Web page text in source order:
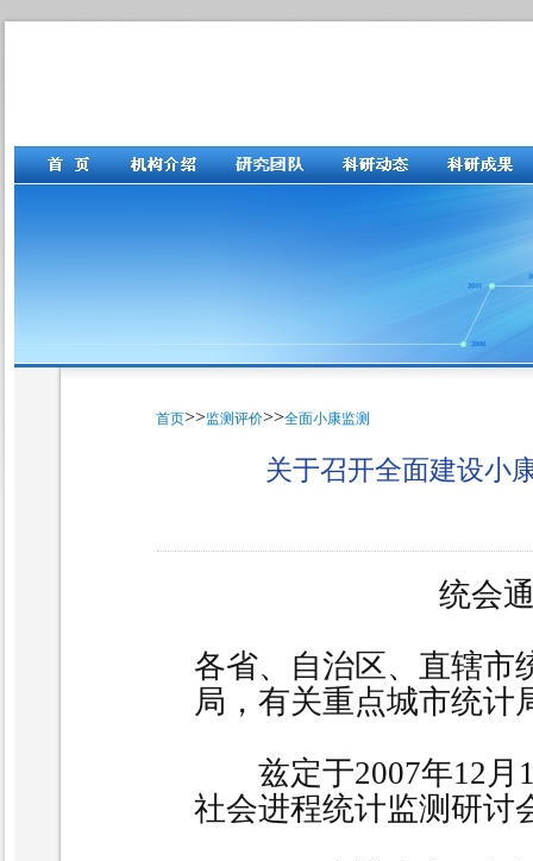
首页>>监测评价>>全面小康监测
关于召开全面建设小
统会
各省、自治区、直辖市
局，有关重点城市统计
兹定于2007年12 月
社会进程统计监测研讨